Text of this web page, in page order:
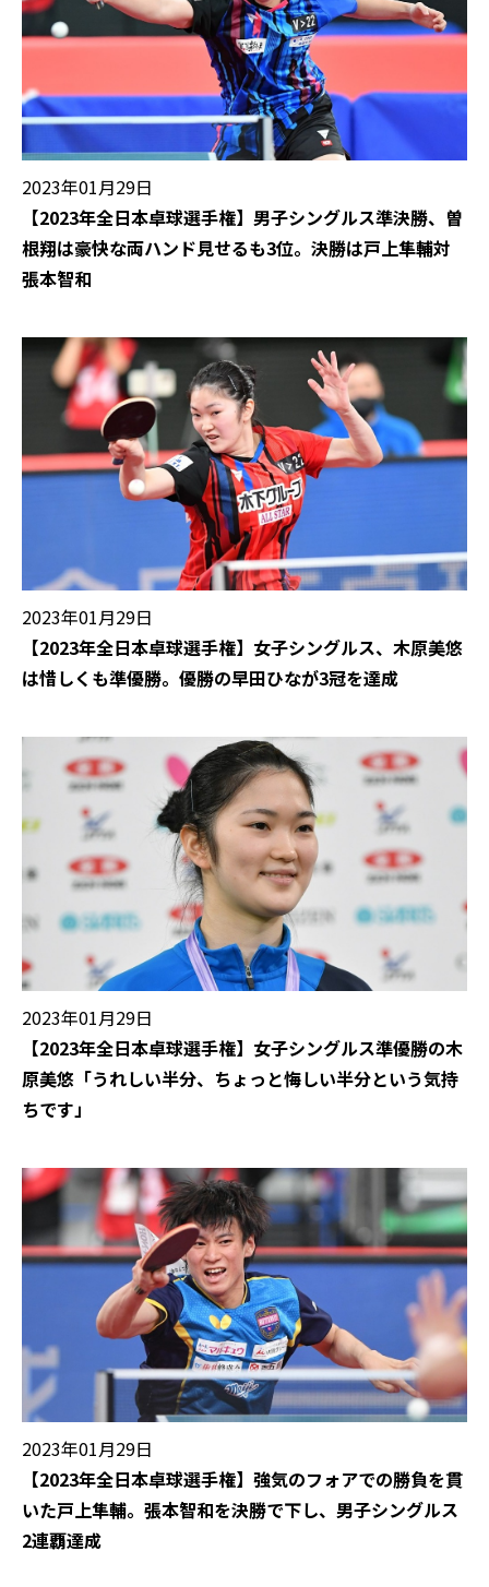
2023年01月29日
【2023年全日本卓球選手権】男子シングルス準決勝、曽
根翔は豪快な両ハンド見せるも3位。決勝は戸上隼輔対
張本智和
2023年01月29日
【2023年全日本卓球選手権】女子シングルス、木原美悠
は惜しくも準優勝。優勝の早田ひなが3冠を達成
2023年01月29日
【2023年全日本卓球選手権】女子シングルス準優勝の木
原美悠「うれしい半分、ちょっと悔しい半分という気持
ちです」
2023年01月29日
【2023年全日本卓球選手権】強気のフォアでの勝負を貫
いた戸上隼輔。張本智和を決勝で下し、男子シングルス
2連覇達成